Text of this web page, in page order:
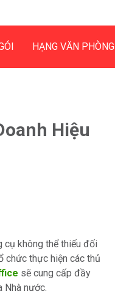
HẠNG VĂN PHÒNG
Hiệu
cụ không thể thiếu đối
chức thực hiện các thủ
sẽ cung cấp đầy
Nhà nước.